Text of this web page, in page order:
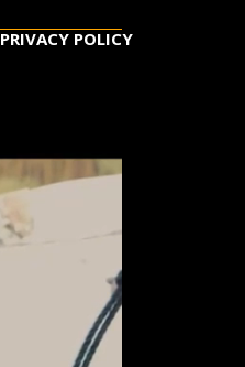
PRIVACY POLICY